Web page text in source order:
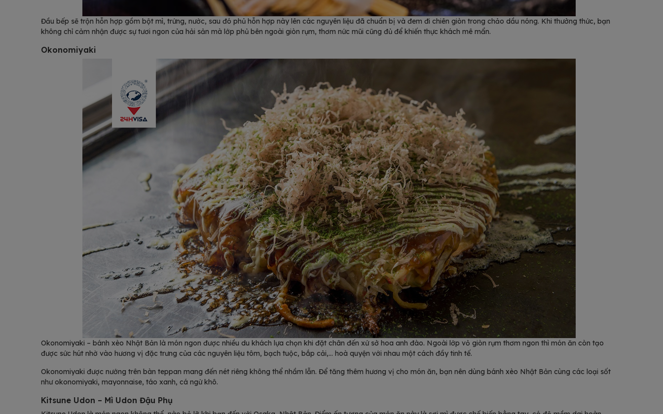
Đầu bếp sẽ trộn hỗn hợp gồm bột mì, trứng, nước, sau đó phủ hỗn hợp này lên các nguyên liệu đã chuẩn bị và đem đi chiên giòn trong chảo dầu nóng. Khi thưởng thức, bạn
không chỉ cảm nhận được sự tươi ngon của hải sản mà lớp phủ bên ngoài giòn rụm, thơm nức mũi cũng đủ để khiến thực khách mê mẩn.
Okonomiyaki
Okonomiyaki – bánh xèo Nhật Bản là món ngon được nhiều du khách lựa chọn khi đặt chân đến xứ sở hoa anh đào. Ngoài lớp vỏ giòn rụm thơm ngon thì món ăn còn tạo
được sức hút nhờ vào hương vị đặc trưng của các nguyên liệu tôm, bạch tuộc, bắp cải,… hoà quyện với nhau một cách đầy tinh tế.
Okonomiyaki được nướng trên bàn teppan mang đến nét riêng không thể nhầm lẫn. Để tăng thêm hương vị cho món ăn, bạn nên dùng bánh xèo Nhật Bản cùng các loại sốt
như okonomiyaki, mayonnaise, táo xanh, cá ngừ khô.
Kitsune Udon – Mì Udon Đậu Phụ